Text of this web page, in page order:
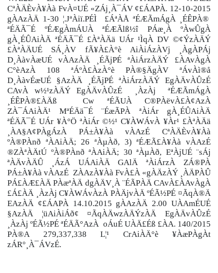
CªÀÄÈvÀ¥Àà FvÀ¤UÉ «ZÁj¸À¯ÁV ¢£ÁAPÀ. 12-10-2015
gÀAzÀÄ 1-30 ¦.JªÀiï.PÉÌ £ÁªÀÅ ªÉÆÃmÁgÀ ¸ÉÊPÀ®
ªÉÄÃ¯É ºÉÆgÀmÁUÀ ªÉÆÃlß½î PÁæ¸À ºÀwÛgÀ
gÀ¸ÉÛAiÀÄ ªÉÄÃ¯É £ÀªÀÄä UÁr ¹ÌqÀ DV ©¢ÝzÀÄÝ
£ÀªÀÄUÉ SÁ¸ÀV fÃ¥À£À°è AiÀiÁzÀVj ¸ÀgÀPÁj
D¸ÀàvÀæUÉ vÀAzÀÄ ¸ÉÃjPÉ ªÀiÁrzÀÄÝ £ÀAvÀgÀ
C°èAzÀ 108 ªÁºÀ£ÀzÀ°è PÀ®§ÄgÀV ªÁvÀì®å
D¸ÀàvÉæUÉ §AzÀÄ ¸ÉÃjPÉ ªÀiÁrzÀÄÝ EgÀÄvÀÛzÉ
CAvÀ w½¹zÀÄÝ EgÀÄvÀÛzÉ ¸ÀzÀj ªÉÆÃmÁgÀ
¸ÉÊPÀ®£ÀÄß Cw ªÉÃUÀ C®PÀëvÀ£À¢AzÀ
ZÀ¯ÁAiÀÄ¹ MªÉÄä¯É ¨ÉæÃPÀ ªÀiÁr gÀ¸ÉÛAiÀÄ
ªÉÄÃ¯É UÁr ¥À°Ö ªÀiÁr ©½¹ C¥ÀWÁvÀ ¥Àr¹ £ÀªÀÄä
¸ÀA§A¢PÀgÁzÀ PÁ±À¥Àà vÀAzÉ CªÀÄÈvÀ¥Àà
ºÀ®PÀnð ªÀAiÀÄ; 26 ªÀµÀð, 3) ªÉÆÃ£À¥Àà vÀAzÉ
®ZÀªÀÄtÚ ºÀ®PÀnð ªÀAiÀÄ; 30 ªÀµÀð, EªÀjUÉ ¨sÁj
ªÀÄvÀÄÛ ¸ÁzÁ UÁAiÀÄ GAlÄ ªÀiÁrzÀ ZÁ®PÀ
PÁ±À¥Àà vÀAzÉ ZÀAzÀ¥Àà FvÀ£À «gÀÄzÀÝ ¸ÀÄPÀÛ
PÁ£ÀÆ£ÀÄ PÀæªÀÄ dgÀÄV¸À ¨ÉÃPÀÄ CAvÀ£ÀAvÀgÀ
£Á£ÀÄ ¸ÀzÀj C¥ÀWÁvÀzÀ PÀÄjvÀÄ ºÉÃ½PÉ ¤ÃqÀ®Ä
EAzÀÄ ¢£ÁAPÀ 14.10.2015 gÀAzÀÄ 2.00 UÀAmÉUÉ
§AzÀÄ ¦üAiÀiÁð¢ ¤ÃqÀÄwzÀÄÝzÀÄ EgÀÄvÀÛzÉ
¸ÀzÀj ºÉÃ½PÉ ªÉÄÃ°AzÀ oÁuÉ UÀÄ£Éß £ÀA. 140/2015
PÀ®A 279,337,338 L¦¹ CrAiÀÄ°è ¥ÀæPÀgÀt
zÁR°¸À¯ÁVzÉ.